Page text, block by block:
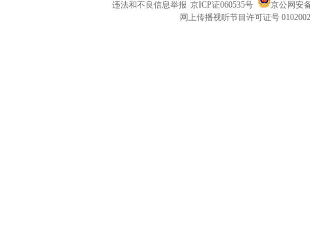
违法和不良信息举报 京ICP证060535号
京公网安
网上传播视听节目许可证号